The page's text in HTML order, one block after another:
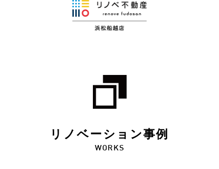
リノベーション事例
WORKS